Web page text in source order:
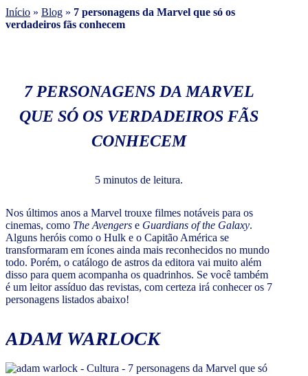
Início » Blog » 7 personagens da Marvel que só os
verdadeiros fãs conhecem
7 PERSONAGENS DA MARVEL
QUE SÓ OS VERDADEIROS FÃS
CONHECEM
5 minutos de leitura.
Nos últimos anos a Marvel trouxe filmes notáveis para os
cinemas, como The Avengers e Guardians of the Galaxy.
Alguns heróis como o Hulk e o Capitão América se
transformaram em ícones ainda mais reconhecidos no mundo
todo. Porém, o catálogo de astros da editora vai muito além
disso para quem acompanha os quadrinhos. Se você também
é um leitor assíduo das revistas, com certeza irá conhecer os 7
personagens listados abaixo!
ADAM WARLOCK